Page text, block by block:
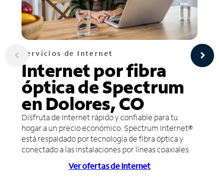
Servicios de Internet
Internet por fibra
óptica de Spectrum
en Dolores, CO
Disfruta de Internet rápido y confiable para tu
hogar a un precio económico. Spectrum Internet®
está respaldado por tecnología de fibra óptica y
conectado a las instalaciones por líneas coaxiales.
Ver ofertas de Internet